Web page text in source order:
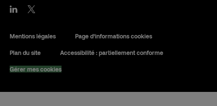
Mentions légales Page d’informations cookies
Plan du site Accessibilité : partiellement conforme
Gérer mes cookies